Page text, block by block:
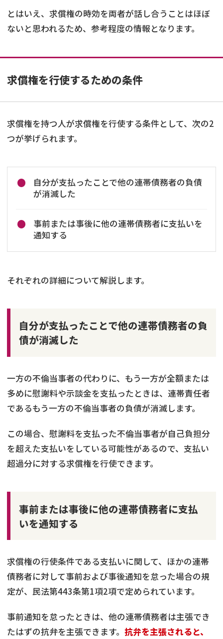
とはいえ、求償権の時効を両者が話し合うことはほぼ
ないと思われるため、参考程度の情報となります。
求償権を行使するための条件
求償権を持つ人が求償権を行使する条件として、次の2
つが挙げられます。
自分が支払ったことで他の連帯債務者の負債
が消滅した
事前または事後に他の連帯債務者に支払いを
通知する
それぞれの詳細について解説します。
自分が支払ったことで他の連帯債務者の負
債が消滅した
一方の不倫当事者の代わりに、もう一方が全額または
多めに慰謝料や示談金を支払ったときは、連帯責任者
であるもう一方の不倫当事者の負債が消滅します。
この場合、慰謝料を支払った不倫当事者が自己負担分
を超えた支払いをしている可能性があるので、支払い
超過分に対する求償権を行使できます。
事前または事後に他の連帯債務者に支払
いを通知する
求償権の行使条件である支払いに関して、ほかの連帯
債務者に対して事前および事後通知を怠った場合の規
定が、民法第443条第1項2項で定められています。
事前通知を怠ったときは、他の連帯債務者は主張でき
たはずの抗弁を主張できます。 抗弁を主張されると、